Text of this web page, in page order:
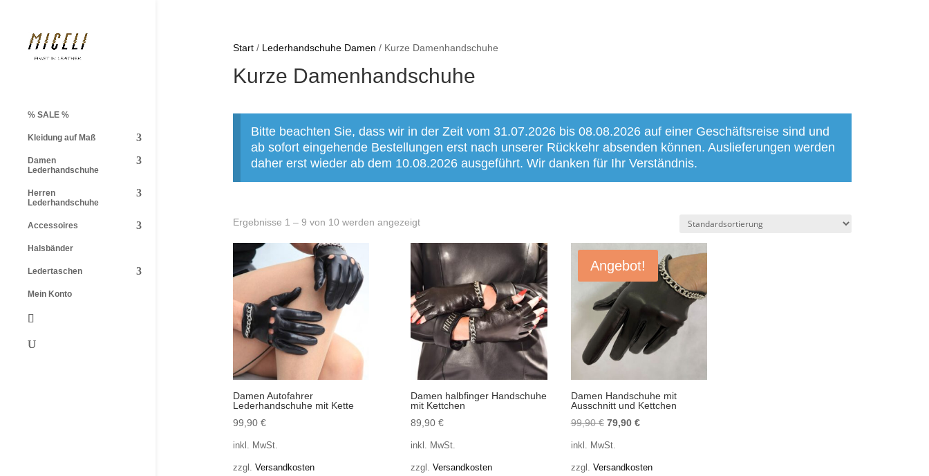
% SALE %
Kleidung auf Maß
Damen
Lederhandschuhe
Herren
Lederhandschuhe
Accessoires
Halsbänder
Ledertaschen
Mein Konto
Start/ Lederhandschuhe Damen / Kurze Damenhandschuhe
Kurze Damenhandschuhe
Bitte beachten Sie, dass wir in der Zeit vom 31.07.2026 bis 08.08.2026 auf einer Geschäftsreise sind und
ab sofort eingehende Bestellungen erst nach unserer Rückkehr absenden können. Auslieferungen werden
daher erst wieder ab dem 10.08.2026 ausgeführt. Wir danken für Ihr Verständnis.
Ergebnisse 1 – 9 von 10 werden angezeigt
Damen Autofahrer
Lederhandschuhe mit Kette
99,90 €
inkl. MwSt.
zzgl. Versandkosten
Damen halbfinger Handschuhe
mit Kettchen
89,90€
inkl. MwSt.
zzgl.Versandkosten
Angebot!
Damen Handschuhe mit
Ausschnitt und Kettchen
99,90€ Ursprünglicher
99,90 €
79,90 €Aktueller
79,90 €.
inkl. MwSt.
zzgl. Versandkosten